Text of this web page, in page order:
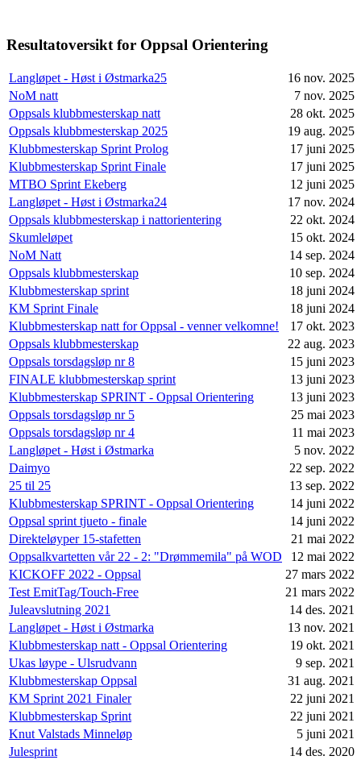
Resultatoversikt for Oppsal Orientering
Langløpet - Høst i Østmarka25
16 nov. 2025
NoM natt
7 nov. 2025
Oppsals klubbmesterskap natt
28 okt. 2025
Oppsals klubbmesterskap 2025
19 aug. 2025
Klubbmesterskap Sprint Prolog
17 juni 2025
Klubbmesterskap Sprint Finale
17 juni 2025
MTBO Sprint Ekeberg
12 juni 2025
Langløpet - Høst i Østmarka24
17 nov. 2024
Oppsals klubbmesterskap i nattorientering
22 okt. 2024
Skumleløpet
15 okt. 2024
NoM Natt
14 sep. 2024
Oppsals klubbmesterskap
10 sep. 2024
Klubbmesterskap sprint
18 juni 2024
KM Sprint Finale
18 juni 2024
Klubbmesterskap natt for Oppsal - venner velkomne!
17 okt. 2023
Oppsals klubbmesterskap
22 aug. 2023
Oppsals torsdagsløp nr 8
15 juni 2023
FINALE klubbmesterskap sprint
13 juni 2023
Klubbmesterskap SPRINT - Oppsal Orientering
13 juni 2023
Oppsals torsdagsløp nr 5
25 mai 2023
Oppsals torsdagsløp nr 4
11 mai 2023
Langløpet - Høst i Østmarka
5 nov. 2022
Daimyo
22 sep. 2022
25 til 25
13 sep. 2022
Klubbmesterskap SPRINT - Oppsal Orientering
14 juni 2022
Oppsal sprint tjueto - finale
14 juni 2022
Direkteløyper 15-stafetten
21 mai 2022
Oppsalkvartetten vår 22 - 2: "Drømmemila" på WOD
12 mai 2022
KICKOFF 2022 - Oppsal
27 mars 2022
Test EmitTag/Touch-Free
21 mars 2022
Juleavslutning 2021
14 des. 2021
Langløpet - Høst i Østmarka
13 nov. 2021
Klubbmesterskap natt - Oppsal Orientering
19 okt. 2021
Ukas løype - Ulsrudvann
9 sep. 2021
Klubbmesterskap Oppsal
31 aug. 2021
KM Sprint 2021 Finaler
22 juni 2021
Klubbmesterskap Sprint
22 juni 2021
Knut Valstads Minneløp
5 juni 2021
Julesprint
14 des. 2020